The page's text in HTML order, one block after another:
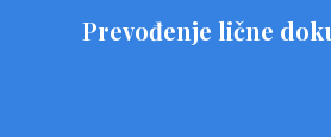
Prevođenje lične